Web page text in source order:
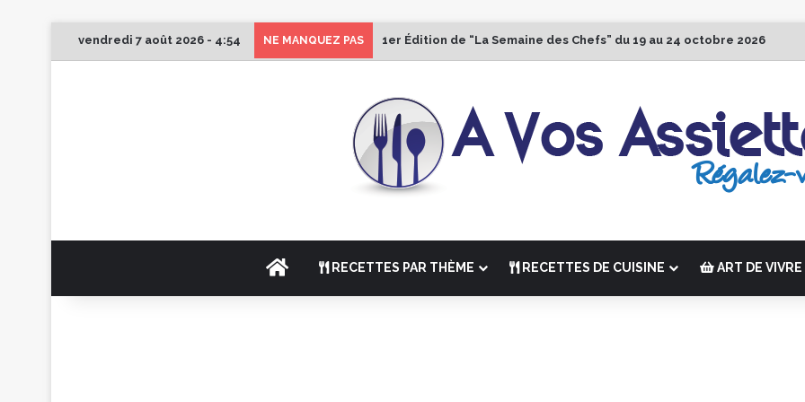
vendredi 7 août 2026 - 4:54 NE MANQUEZ PAS 1er Édition de “La Semaine des Chefs” du 19 au 24 octobre 2026
ACCUEILRECETTES PAR THÈME RECETTES DE CUISINE ART DE VIVRE